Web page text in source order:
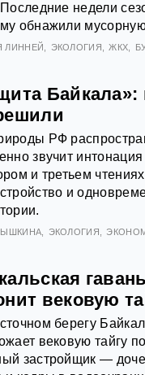
недели
обнажили
ЛИННЕЙ ЭКОЛОГИЯ ЖКХ
Байкала»:
РФ
звучит
и третьем
и
ЭКОЛОГИЯ
вековую
берегу
вековую тайгу
застройщик —